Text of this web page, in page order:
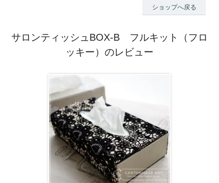
ショップへ戻る
サロンティッシュBOX-B フルキット（フロ
ッキー）のレビュー